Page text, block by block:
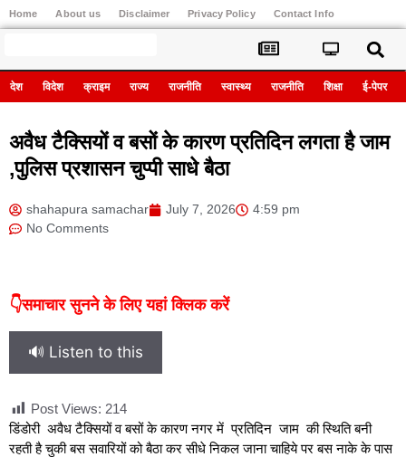
Home About us Disclaimer Privacy Policy Contact Info
देश विदेश क्राइम राज्य राजनीति स्वास्थ्य राजनीति शिक्षा ई-पेपर
अवैध टैक्सियों व बसों के कारण प्रतिदिन लगता है जाम
,पुलिस प्रशासन चुप्पी साधे बैठा
shahapura samachar July 7, 2026
4:59 pm
No Comments
👇समाचार सुनने के लिए यहां क्लिक करें
🔊 Listen to this
Post Views: 214
डिंडोरी अवैध टैक्सियों व बसों के कारण नगर में प्रतिदिन जाम की स्थिति बनी
रहती है चुकी बस सवारियों को बैठा कर सीधे निकल जाना चाहिये पर बस नाके के पास